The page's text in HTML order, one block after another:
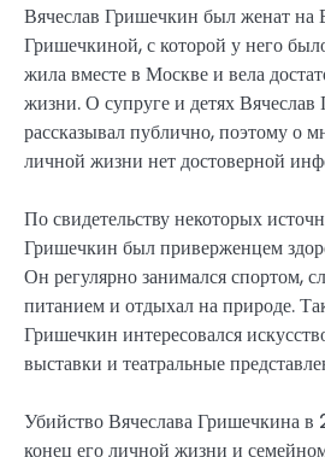
Вячеслав Гришечкин был женат на
Гришечкиной, с которой у него
жила вместе в Москве и вела
жизни. О супруге и детях
рассказывал публично, поэтому о
личной жизни нет достоверной
По свидетельству некоторых
Гришечкин был приверженцем
Он регулярно занимался спортом,
питанием и отдыхал на природе.
Гришечкин интересовался
выставки и театральные
Убийство Вячеслава Гришечкина
конец его личной жизни и